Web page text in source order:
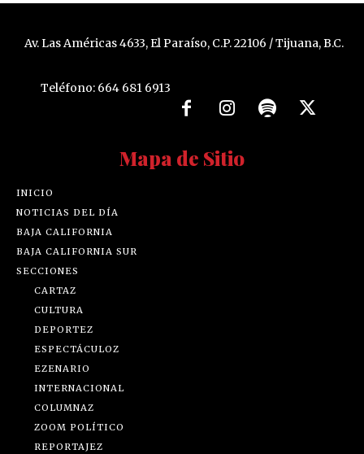
Av. Las Américas 4633, El Paraíso, C.P. 22106 / Tijuana, B.C.
Teléfono: 664 681 6913
Mapa de Sitio
INICIO
NOTICIAS DEL DÍA
BAJA CALIFORNIA
BAJA CALIFORNIA SUR
SECCIONES
CARTAZ
CULTURA
DEPORTEZ
ESPECTÁCULOZ
EZENARIO
INTERNACIONAL
COLUMNAZ
ZOOM POLÍTICO
REPORTAJEZ